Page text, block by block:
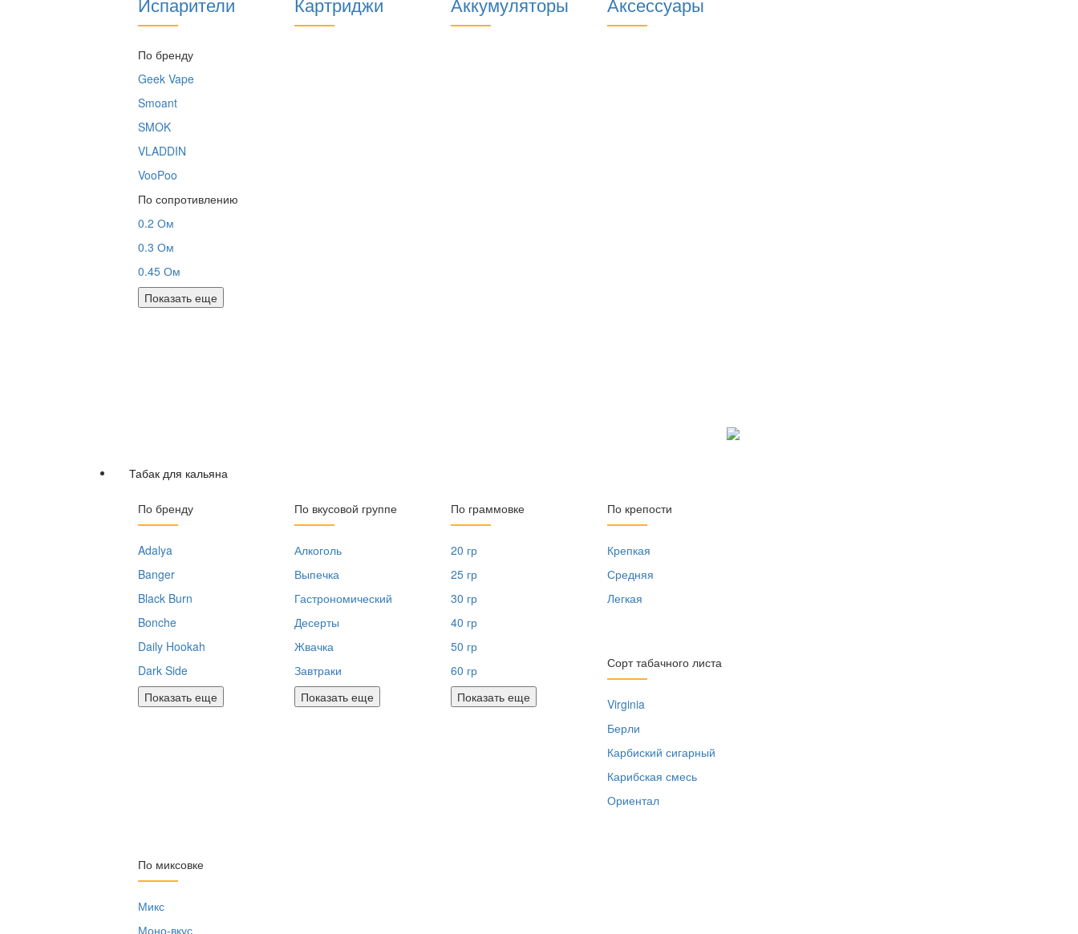
По бренду
Geek Vape
Smoant
SMOK
VLADDIN
VooPoo
По сопротивлению
0.2 Ом
0.3 Ом
0.45 Ом
Показать еще
Табак для кальяна
По бренду
Adalya
Banger
Black Burn
Bonche
Daily Hookah
Dark Side
Показать еще
По вкусовой группе
Алкоголь
Выпечка
Гастрономический
Десерты
Жвачка
Завтраки
Показать еще
По граммовке
20 гр
25 гр
30 гр
40 гр
50 гр
60 гр
Показать еще
По крепости
Крепкая
Средняя
Легкая
Сорт табачного листа
Virginia
Берли
Карбиский сигарный
Карибская смесь
Ориентал
По миксовке
Микс
Моно-вкус